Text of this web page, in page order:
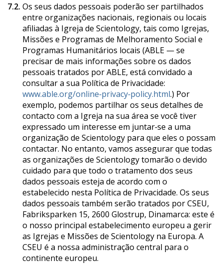
7.2. Os seus dados pessoais poderão ser partilhados
entre organizações nacionais, regionais ou locais
afiliadas à Igreja de Scientology, tais como Igrejas,
Missões e Programas de Melhoramento Social e
Programas Humanitários locais (ABLE — se
precisar de mais informações sobre os dados
pessoais tratados por ABLE, está convidado a
consultar a sua Política de Privacidade:
www.able.org/online‑privacy‑policy.html.) Por
exemplo, podemos partilhar os seus detalhes de
contacto com a Igreja na sua área se você tiver
expressado um interesse em juntar‑se a uma
organização de Scientology para que eles o possam
contactar. No entanto, vamos assegurar que todas
as organizações de Scientology tomarão o devido
cuidado para que todo o tratamento dos seus
dados pessoais esteja de acordo com o
estabelecido nesta Política de Privacidade. Os seus
dados pessoais também serão tratados por CSEU,
Fabriksparken 15, 2600 Glostrup, Dinamarca: este é
o nosso principal estabelecimento europeu a gerir
as Igrejas e Missões de Scientology na Europa. A
CSEU é a nossa administração central para o
continente europeu.